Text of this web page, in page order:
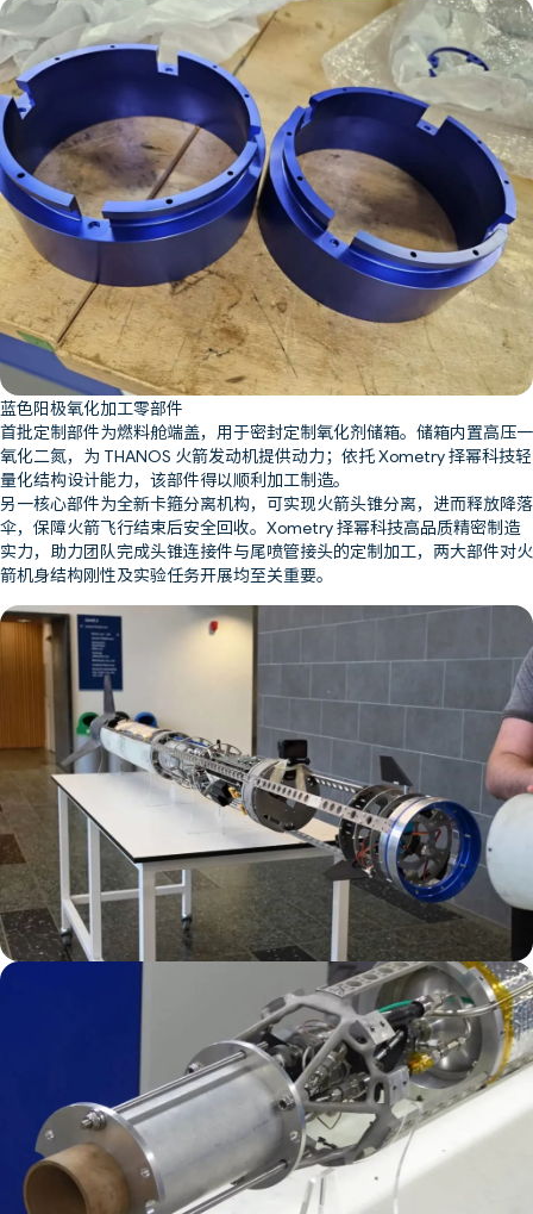
蓝色阳极氧化加工零部件
首批定制部件为燃料舱端盖，用于密封定制氧化剂储箱。储箱内置高压一
氧化二氮，为 THANOS 火箭发动机提供动力；依托 Xometry 择幂科技轻
量化结构设计能力，该部件得以顺利加工制造。
另一核心部件为全新卡箍分离机构，可实现火箭头锥分离，进而释放降落
伞，保障火箭飞行结束后安全回收。Xometry 择幂科技高品质精密制造
实力，助力团队完成头锥连接件与尾喷管接头的定制加工，两大部件对火
箭机身结构刚性及实验任务开展均至关重要。